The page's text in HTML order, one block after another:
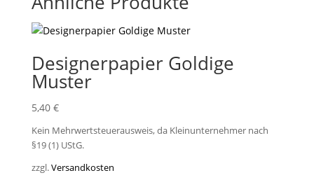
Designerpapier Goldige
Muster
5,40 €
Kein Mehrwertsteuerausweis, da Kleinunternehmer nach
§19 (1) UStG.
zzgl.Versandkosten